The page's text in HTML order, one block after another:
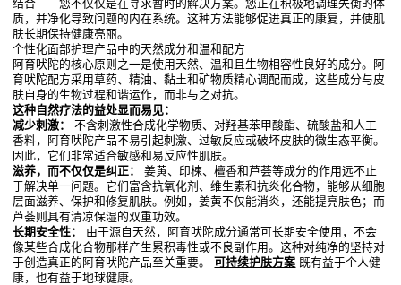
结合——您不仅仅是在寻求暂时的解决方案。您正在积极地调理失衡的体
质，并净化导致问题的内在系统。这种方法能够促进真正的康复，并使肌
肤长期保持健康亮丽。
个性化面部护理产品中的天然成分和温和配方
阿育吠陀的核心原则之一是使用天然、温和且生物相容性良好的成分。阿
育吠陀配方采用草药、精油、黏土和矿物质精心调配而成，这些成分与皮
肤自身的生物过程和谐运作，而非与之对抗。
这种自然疗法的益处显而易见：
减少刺激：
不含刺激性合成化学物质、对羟基苯甲酸酯、硫酸盐和人工
香料，阿育吠陀产品不易引起刺激、过敏反应或破坏皮肤的微生态平衡。
因此，它们非常适合敏感和易反应性肌肤。
滋养，而不仅仅是纠正：
姜黄、印楝、檀香和芦荟等成分的作用远不止
于解决单一问题。它们富含抗氧化剂、维生素和抗炎化合物，能够从细胞
层面滋养、保护和修复肌肤。例如，姜黄不仅能消炎，还能提亮肤色；而
芦荟则具有清凉保湿的双重功效。
长期安全性：
由于源自天然，阿育吠陀成分通常可长期安全使用，不会
像某些合成化合物那样产生累积毒性或不良副作用。这种对纯净的坚持对
于创造真正的阿育吠陀产品至关重要。可持续护肤方案 既有益于个人健
康，也有益于地球健康。